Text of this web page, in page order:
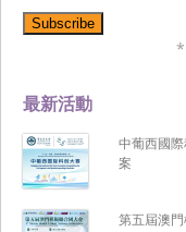
最新活動
中葡西國
案
第五屆澳
*